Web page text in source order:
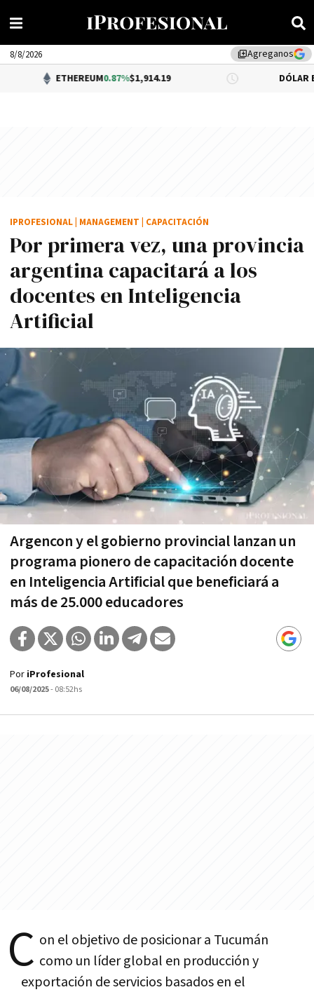
library_addAgreganos
8/8/2026
0.87%$1,914.19 DÓLAR BNA 0.34%
Por primera vez, una provincia
argentina capacitará a los
docentes en Inteligencia
Artificial
Argencon y el gobierno provincial lanzan un
programa pionero de capacitación docente
en Inteligencia Artificial que beneficiará a
más de 25.000 educadores
IPROFESIONAL MANAGEMENT CAPACITACIÓN
Por iProfesional
06/08/2025- 08:52hs
C on el objetivo de posicionar a Tucumán
como un líder global en producción y
exportación de servicios basados en el